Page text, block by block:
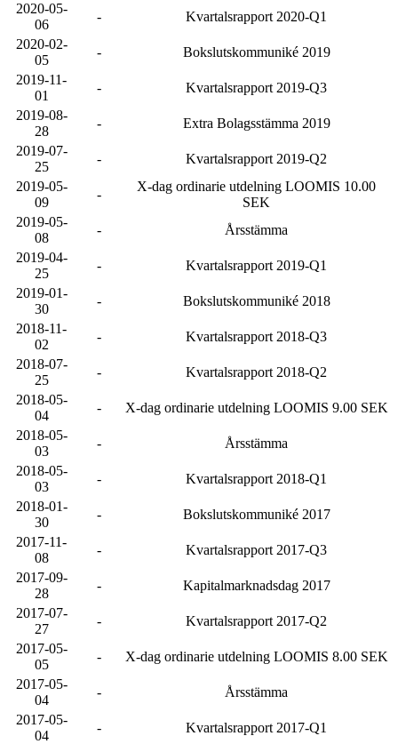
2020-05-
06
-
Kvartalsrapport 2020-Q1
2020-02-
05
-
Bokslutskommuniké 2019
2019-11-
01
-
Kvartalsrapport 2019-Q3
2019-08-
28
-
Extra Bolagsstämma 2019
2019-07-
25
-
Kvartalsrapport 2019-Q2
2019-05-
09
-
X-dag ordinarie utdelning LOOMIS 10.00
SEK
2019-05-
08
-
Årsstämma
2019-04-
25
-
Kvartalsrapport 2019-Q1
2019-01-
30
-
Bokslutskommuniké 2018
2018-11-
02
-
Kvartalsrapport 2018-Q3
2018-07-
25
-
Kvartalsrapport 2018-Q2
2018-05-
04
-
X-dag ordinarie utdelning LOOMIS 9.00 SEK
2018-05-
03
-
Årsstämma
2018-05-
03
-
Kvartalsrapport 2018-Q1
2018-01-
30
-
Bokslutskommuniké 2017
2017-11-
08
-
Kvartalsrapport 2017-Q3
2017-09-
28
-
Kapitalmarknadsdag 2017
2017-07-
27
-
Kvartalsrapport 2017-Q2
2017-05-
05
-
X-dag ordinarie utdelning LOOMIS 8.00 SEK
2017-05-
04
-
Årsstämma
2017-05-
04
-
Kvartalsrapport 2017-Q1